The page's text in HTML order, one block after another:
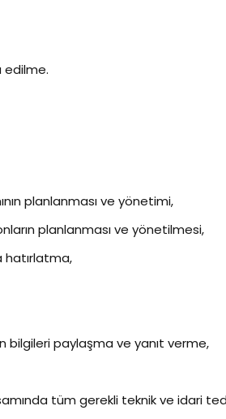
edilme.
planlanması ve yönetimi,
planlanması ve yönetilmesi,
hatırlatma,
bilgileri paylaşma ve yanıt verme,
tüm gerekli teknik ve idari